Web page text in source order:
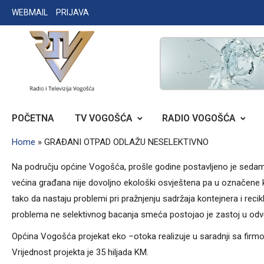
Skip
to
WEBMAIL PRIJAVA
RADIO TELEVIZIJA VOGOŠĆA
POČETNA TV VOGOŠĆA RADIO VOGOŠĆA
Home » GRAĐANI OTPAD ODLAŽU NESELEKTIVNO
Na području općine Vogošća, prošle godine postavljeno je
većina građana nije dovoljno ekološki osvještena pa u
tako da nastaju problemi pri pražnjenju sadržaja kontejnera i
problema ne selektivnog bacanja smeća postojao je zastoj u
Općina Vogošća projekat eko –otoka realizuje u saradnji sa
Vrijednost projekta je 35 hiljada KM.